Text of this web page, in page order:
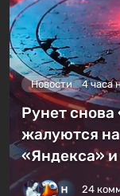
Новости 4 часа
Рунет снова
жалуются на
«Яндекса» и
24